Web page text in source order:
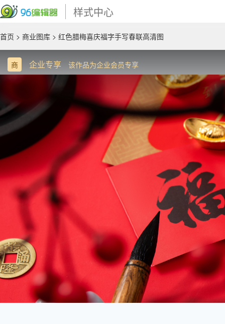
样式中心
首页 > 商业图库 > 红色腊梅喜庆福字手写春联高清图
商 企业专享 该作品为企业会员专享